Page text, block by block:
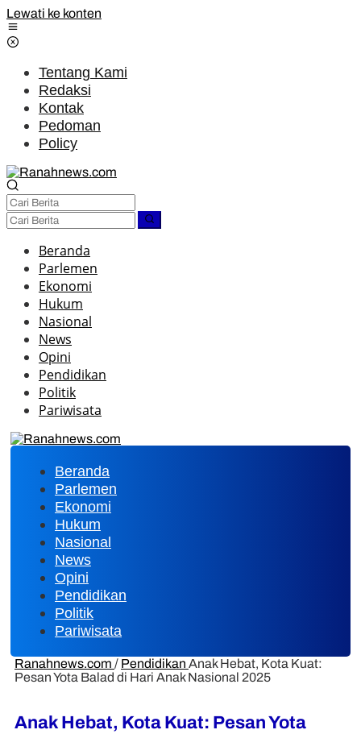
Lewati ke konten
Tentang Kami
Redaksi
Kontak
Pedoman
Policy
Beranda
Parlemen
Ekonomi
Hukum
Nasional
News
Opini
Pendidikan
Politik
Pariwisata
Beranda
Parlemen
Ekonomi
Hukum
Nasional
News
Opini
Pendidikan
Politik
Pariwisata
Ranahnews.com / Pendidikan Anak Hebat, Kota Kuat:
Pesan Yota Balad di Hari Anak Nasional 2025
Anak Hebat, Kota Kuat: Pesan Yota